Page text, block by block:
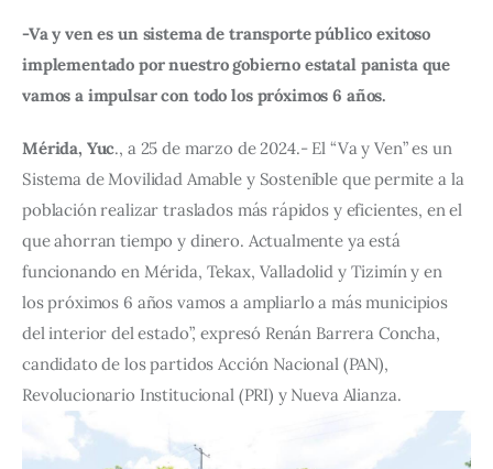
-Va y ven es un sistema de transporte público exitoso
implementado por nuestro gobierno estatal panista que
vamos a impulsar con todo los próximos 6 años.
Mérida, Yuc., a 25 de marzo de 2024.- El “Va y Ven” es un
Sistema de Movilidad Amable y Sostenible que permite a la
población realizar traslados más rápidos y eficientes, en el
que ahorran tiempo y dinero. Actualmente ya está
funcionando en Mérida, Tekax, Valladolid y Tizimín y en
los próximos 6 años vamos a ampliarlo a más municipios
del interior del estado”, expresó Renán Barrera Concha,
candidato de los partidos Acción Nacional (PAN),
Revolucionario Institucional (PRI) y Nueva Alianza.